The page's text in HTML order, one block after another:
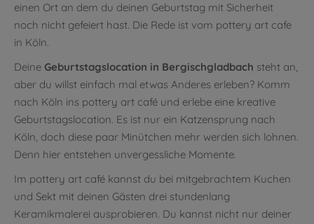
einen Ort an dem du deinen Geburtstag mit Sicherheit
noch nicht gefeiert hast. Die Rede ist vom pottery art cafe
in Köln.
Deine Geburtstagslocation in Bergischgladbach steht an,
aber du willst einfach mal etwas Anderes erleben? Komm
nach Köln ins pottery art café und erlebe eine kreative
Geburtstagslocation. Es ist nur ein Katzensprung nach
Köln, doch diese paar Minütchen mehr werden sich lohnen.
Denn hier entstehen unvergessliche Momente.
Im pottery art café kannst du bei mitgebrachtem Kuchen
und Sekt mit deinen Gästen drei stundenlang
Keramikmalerei ausprobieren. Du kannst nicht nur deiner